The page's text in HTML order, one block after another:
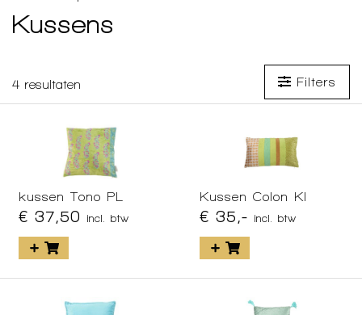
Kussens
4 resultaten Filters
kussen Tono PL
€ 37,50 incl. btw
Kussen Colon KI
€ 35,- incl. btw